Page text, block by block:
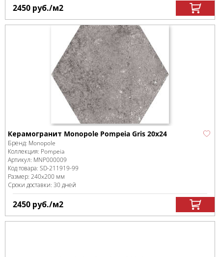
2450 руб./м2
Керамогранит Monopole Pompeia Gris 20х24
Бренд: Monopole
Коллекция: Pompeia
Артикул: MNP000009
Код товара: SD-211919-99
Размер: 240x200 мм
Сроки доставки: 30 дней
2450 руб./м2